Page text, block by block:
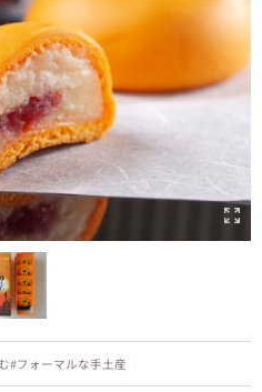
#フォーマルな手土産